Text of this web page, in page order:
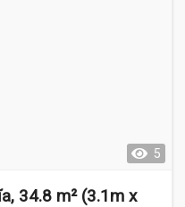
5
34.8 m² (3.1m x